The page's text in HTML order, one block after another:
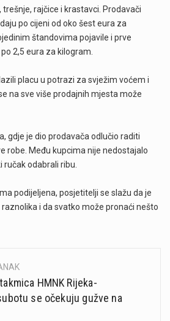
rajčice i krastavci. Prodavači
po cijeni od oko šest eura za
štandovima pojavile i prve
2,5 eura za kilogram.
placu u potrazi za svježim voćem i
na sve više prodajnih mjesta može
gdje je dio prodavača odlučio raditi
robe. Među kupcima nije nedostajalo
ručak odabrali ribu.
podijeljena, posjetitelji se slažu da je
i da svatko može pronaći nešto
HMNK Rijeka-
se očekuju gužve na